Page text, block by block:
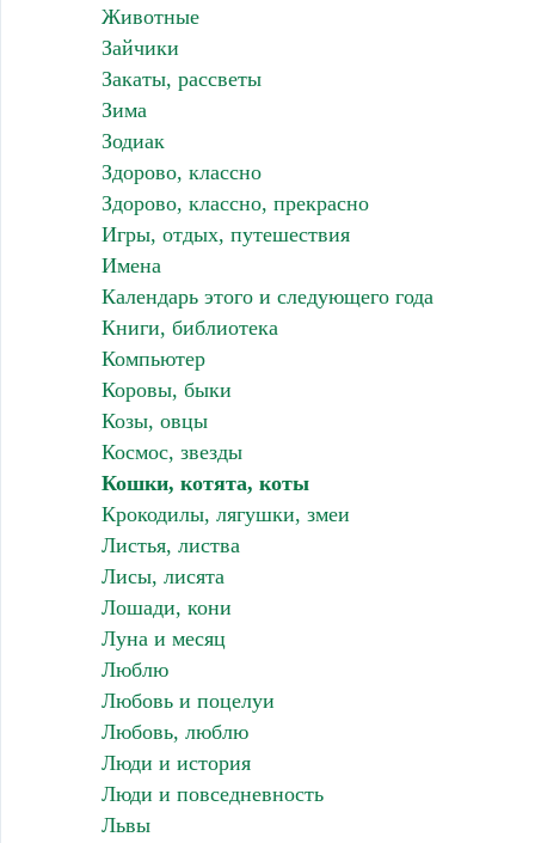
Животные
Зайчики
Закаты, рассветы
Зима
Зодиак
Здорово, классно
Здорово, классно, прекрасно
Игры, отдых, путешествия
Имена
Календарь этого и следующего года
Книги, библиотека
Компьютер
Коровы, быки
Козы, овцы
Космос, звезды
Кошки, котята, коты
Крокодилы, лягушки, змеи
Листья, листва
Лисы, лисята
Лошади, кони
Луна и месяц
Люблю
Любовь и поцелуи
Любовь, люблю
Люди и история
Люди и повседневность
Львы